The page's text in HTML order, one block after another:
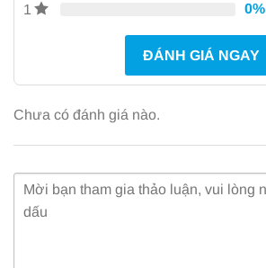
1
0%
ĐÁNH GIÁ NGAY
Chưa có đánh giá nào.